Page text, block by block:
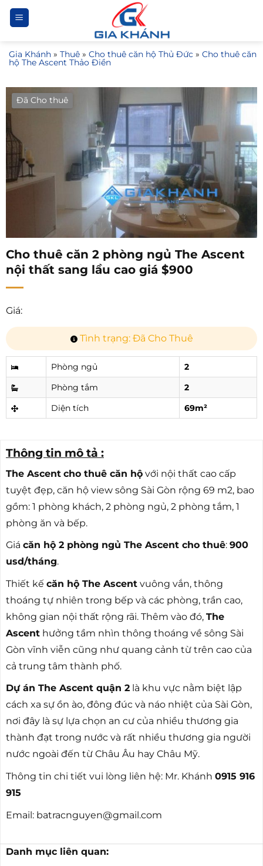
Bỏ
qua
dung
Gia Khánh » Thuê » Cho thuê căn hộ Thủ Đức » Cho thuê căn
hộ The Ascent Thảo Điền
Đã Cho thuê
Cho thuê căn 2 phòng ngủ The Ascent
nội thất sang lầu cao giá $900
Giá:
Tình trạng: Đã Cho Thuê
Phòng ngủ
2
Phòng tắm
2
Diện tích
69m²
Thông tin mô tả :
The Ascent cho thuê căn hộ với nội thất cao cấp
tuyệt đẹp, căn hộ view sông Sài Gòn rộng 69 m2, bao
gồm: 1 phòng khách, 2 phòng ngủ, 2 phòng tắm, 1
phòng ăn và bếp.
Giá căn hộ 2 phòng ngủ The Ascent cho thuê: 900
usd/tháng.
Thiết kế căn hộ The Ascent vuông vắn, thông
thoáng tự nhiên trong bếp và các phòng, trần cao,
không gian nội thất rộng rãi. Thêm vào đó, The
Ascent hưởng tầm nhìn thông thoáng về sông Sài
Gòn vĩnh viễn cũng như quang cảnh từ trên cao của
cả trung tâm thành phố.
Dự án The Ascent quận 2 là khu vực nằm biệt lập
cách xa sự ồn ào, đông đúc và náo nhiệt của Sài Gòn,
nơi đây là sự lựa chọn an cư của nhiều thương gia
thành đạt trong nước và rất nhiều thương gia người
nước ngoài đến từ Châu Âu hay Châu Mỹ.
Thông tin chi tiết vui lòng liên hệ: Mr. Khánh 0915 916
915
Email: batracnguyen@gmail.com
Danh mục liên quan: